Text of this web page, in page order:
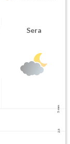
Sera
5 mm
2.5